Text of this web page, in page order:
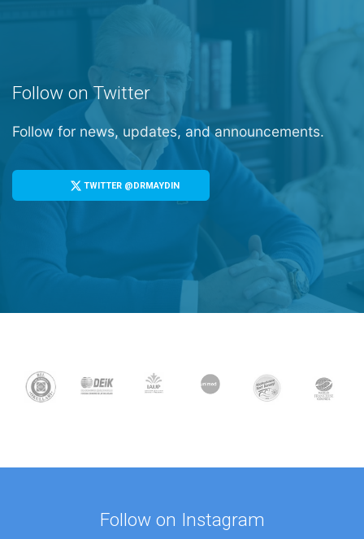
Follow on Twitter
Follow for news, updates, and announcements.
TWITTER @DRMAYDIN
Follow on Instagram